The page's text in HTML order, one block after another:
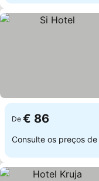
De € 86
Consulte os preços de